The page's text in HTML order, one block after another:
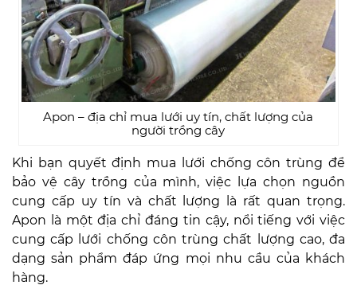
Apon – địa chỉ mua lưới uy tín, chất lượng của
người trồng cây
Khi bạn quyết định mua lưới chống côn trùng để
bảo vệ cây trồng của mình, việc lựa chọn nguồn
cung cấp uy tín và chất lượng là rất quan trọng.
Apon là một địa chỉ đáng tin cậy, nổi tiếng với việc
cung cấp lưới chống côn trùng chất lượng cao, đa
dạng sản phẩm đáp ứng mọi nhu cầu của khách
hàng.